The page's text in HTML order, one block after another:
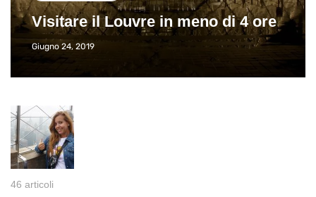
Visitare il Louvre in meno di 4 ore
Giugno 24, 2019
46 articoli